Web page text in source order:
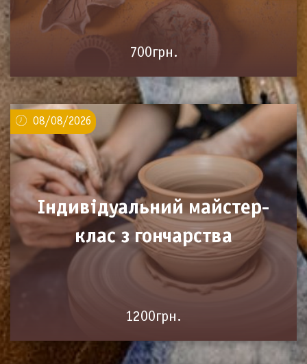
700грн.
08/08/2026
Індивідуальний майстер-
клас з гончарства
1200грн.